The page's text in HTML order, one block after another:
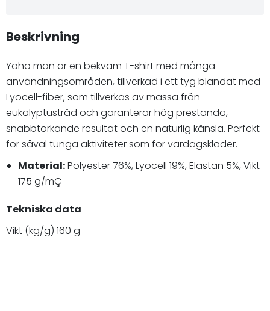
Beskrivning
Yoho man är en bekväm T-shirt med många
användningsområden, tillverkad i ett tyg blandat med
Lyocell-fiber, som tillverkas av massa från
eukalyptusträd och garanterar hög prestanda,
snabbtorkande resultat och en naturlig känsla. Perfekt
för såväl tunga aktiviteter som för vardagskläder.
Material:Polyester 76%, Lyocell 19%, Elastan 5%, Vikt
175 g/mÇ
Tekniska data
Vikt (kg/g) 160 g